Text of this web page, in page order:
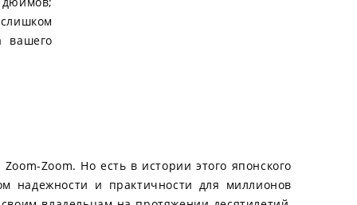
вашего
Zoom. Но есть в истории этого японского
надежности и практичности для миллионов